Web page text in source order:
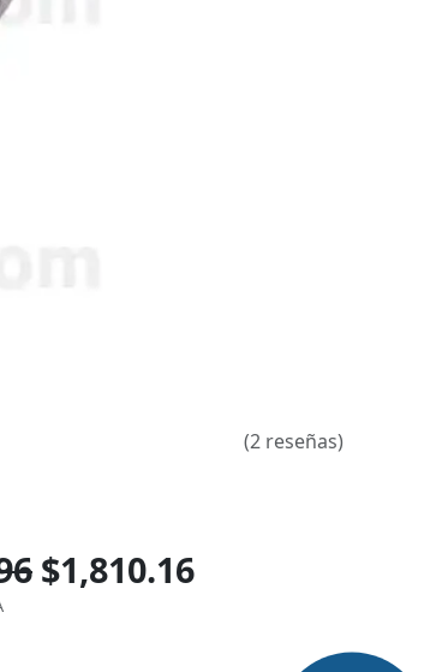
(2 reseñas)
$1,810.16